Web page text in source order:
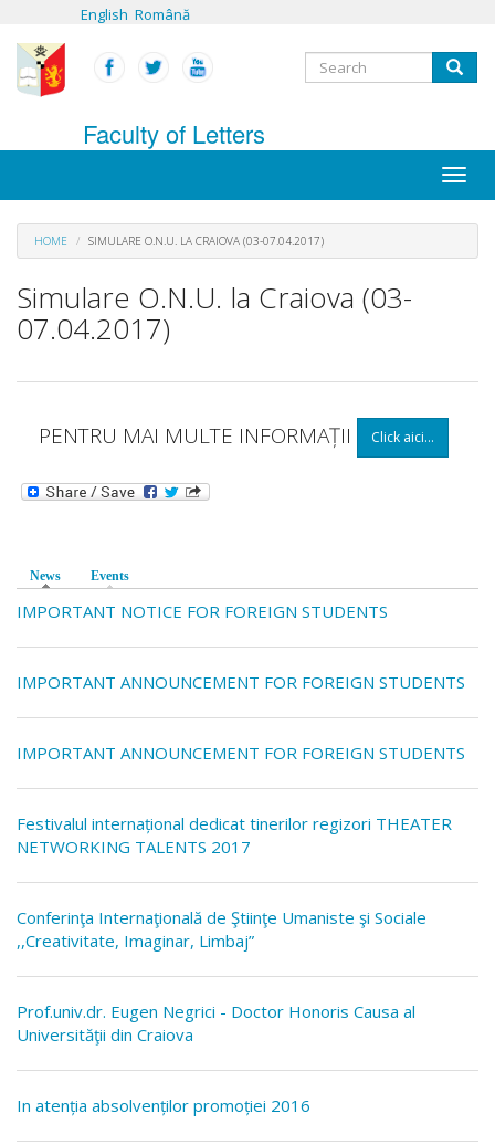
main
content
English Română
Search
Faculty of Letters
Toggle
HOME SIMULARE O.N.U. LA CRAIOVA (03-07.04.2017)
Simulare O.N.U. la Craiova (03-
07.04.2017)
PENTRU MAI MULTE INFORMAȚII Click aici...
News (active tab)
Events
IMPORTANT NOTICE FOR FOREIGN STUDENTS
IMPORTANT ANNOUNCEMENT FOR FOREIGN STUDENTS
IMPORTANT ANNOUNCEMENT FOR FOREIGN STUDENTS
Festivalul internațional dedicat tinerilor regizori THEATER
NETWORKING TALENTS 2017
Conferinţa Internaţională de Ştiinţe Umaniste şi Sociale
,,Creativitate, Imaginar, Limbaj”
Prof.univ.dr. Eugen Negrici - Doctor Honoris Causa al
Universităţii din Craiova
In atenția absolvenților promoției 2016